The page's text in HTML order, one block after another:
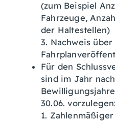
(zum Beispiel
Fahrzeuge,
der Haltestellen)
3. Nachweis über
Für den
sind im Jahr
30.06. vorzulegen:
1.